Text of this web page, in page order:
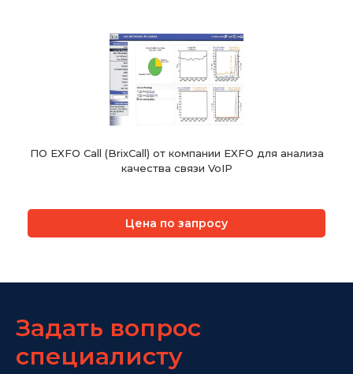
ПО EXFO Call (BrixCall) от компании EXFO для анализа
качества связи VoIP
Цена по запросу
Задать вопрос
специалисту